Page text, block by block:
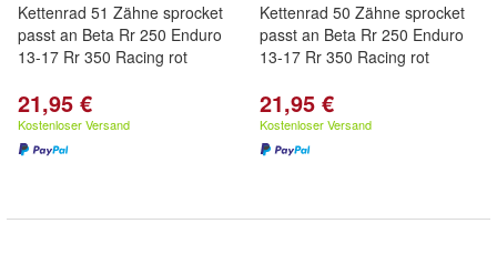
Kettenrad 51 Zähne sprocket
passt an Beta Rr 250 Enduro
13-17 Rr 350 Racing rot
21,95 €
Kostenloser Versand
Kettenrad 50 Zähne sprocket
passt an Beta Rr 250 Enduro
13-17 Rr 350 Racing rot
21,95 €
Kostenloser Versand